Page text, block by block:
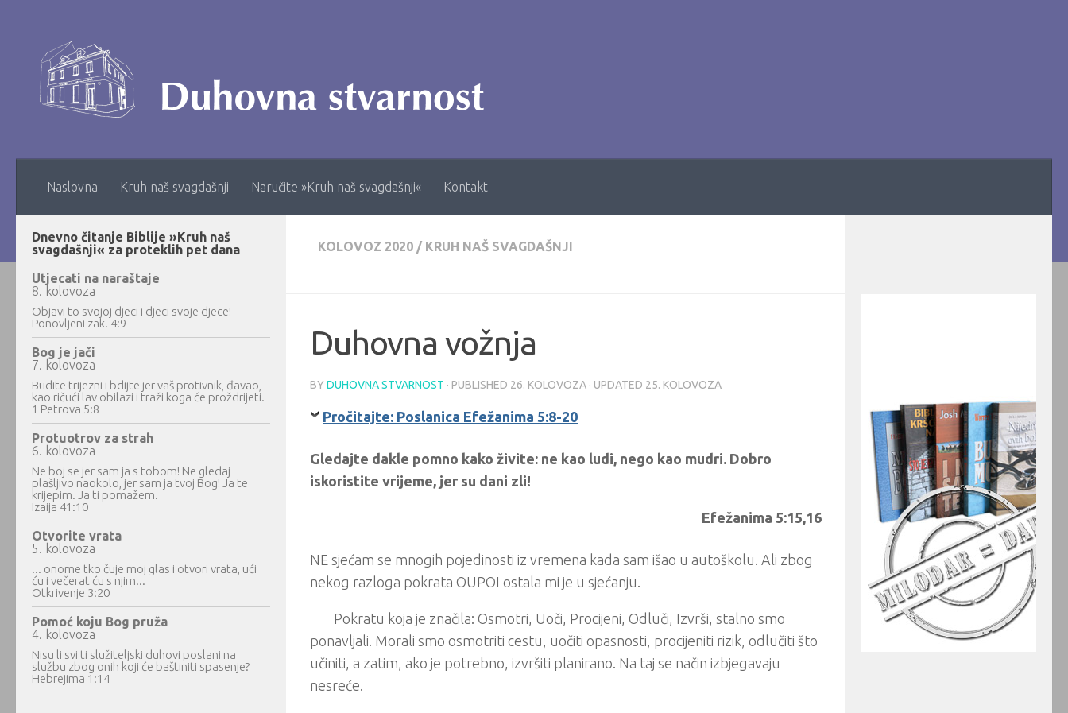
Naslovna Kruh naš svagdašnji Naručite »Kruh naš svagdašnji« Kontakt
KOLOVOZ 2020 / KRUH NAŠ SVAGDAŠNJI
Duhovna vožnja
BY DUHOVNA STVARNOST · PUBLISHED 26. KOLOVOZA · UPDATED 25. KOLOVOZA
Pročitajte: Poslanica Efežanima 5:8-20
Gledajte dakle pomno kako živite: ne kao ludi, nego kao mudri. Dobro
iskoristite vrijeme, jer su dani zli!
Efežanima 5:15,16
NE sjećam se mnogih pojedinosti iz vremena kada sam išao u autoškolu. Ali zbog
nekog razloga pokrata OUPOI ostala mi je u sjećanju.
Pokratu koja je značila: Osmotri, Uoči, Procijeni, Odluči, Izvrši, stalno smo
ponavljali. Morali smo osmotriti cestu, uočiti opasnosti, procijeniti rizik, odlučiti što
učiniti, a zatim, ako je potrebno, izvršiti planirano. Na taj se način izbjegavaju
nesreće.
Dnevno čitanje Biblije »Kruh naš
svagdašnji« za proteklih pet dana
Utjecati na naraštaje
8. kolovoza
Objavi to svojoj djeci i djeci svoje djece!
Ponovljeni zak. 4:9
Bog je jači
7. kolovoza
Budite trijezni i bdijte jer vaš protivnik, đavao,
kao ričući lav obilazi i traži koga će proždrijeti.
1 Petrova 5:8
Protuotrov za strah
6. kolovoza
Ne boj se jer sam ja s tobom! Ne gledaj
plašljivo naokolo, jer sam ja tvoj Bog! Ja te
krijepim. Ja ti pomažem.
Izaija 41:10
Otvorite vrata
5. kolovoza
... onome tko čuje moj glas i otvori vrata, ući
ću i večerat ću s njim...
Otkrivenje 3:20
Pomoć koju Bog pruža
4. kolovoza
Nisu li svi ti služiteljski duhovi poslani na
službu zbog onih koji će baštiniti spasenje?
Hebrejima 1:14